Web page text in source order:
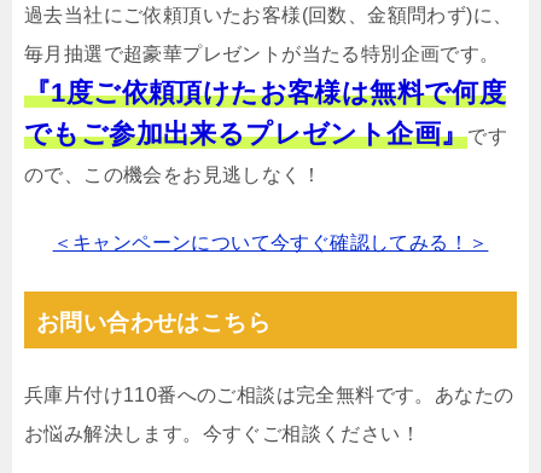
過去当社にご依頼頂いたお客様(回数、金額問わず)に、
毎月抽選で超豪華プレゼントが当たる特別企画です。
『1度ご依頼頂けたお客様は無料で何度
でもご参加出来るプレゼント企画』です
ので、この機会をお見逃しなく！
＜キャンペーンについて今すぐ確認してみる！＞
お問い合わせはこちら
兵庫片付け110番へのご相談は完全無料です。あなたの
お悩み解決します。今すぐご相談ください！